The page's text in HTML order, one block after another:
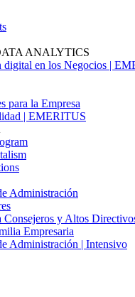
ANALYTICS
digital en los Negocios |
para la Empresa
| EMERITUS
Administración
Consejeros y Altos
Empresaria
Administración | Intensivo